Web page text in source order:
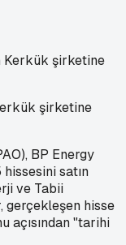
şirketine
BP Energy
satın
ve Tabii
gerçekleşen hisse
açısından "tarihi